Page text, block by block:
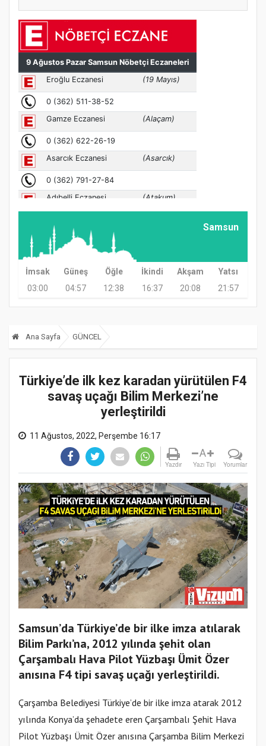
Samsun
İmsak Güneş Öğle İkindi Akşam
Yatsı
03:00
04:57 12:38 16:37 20:08 21:57
Ana Sayfa GÜNCEL
Türkiye’de ilk kez karadan yürütülen F4
savaş uçağı Bilim Merkezi’ne
yerleştirildi
11 Ağustos, 2022, Perşembe 16:17
Yazdır
A
Yazı Tipi Yorumlar
Samsun’da Türkiye’de bir ilke imza atılarak
Bilim Parkı’na, 2012 yılında şehit olan
Çarşambalı Hava Pilot Yüzbaşı Ümit Özer
anısına F4 tipi savaş uçağı yerleştirildi.
Çarşamba Belediyesi Türkiye’de bir ilke imza atarak 2012
yılında Konya’da şehadete eren Çarşambalı Şehit Hava
Pilot Yüzbaşı Ümit Özer anısına Çarşamba Bilim Merkezi